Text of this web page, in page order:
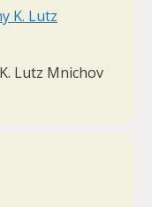
Lutz Mnichov